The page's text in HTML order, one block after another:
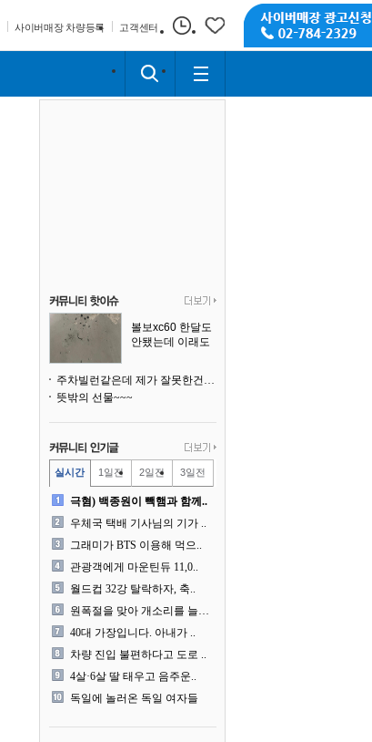
사이버매장 차량등록 고객센터
볼보xc60 한달도
안됐는데 이래도
주차빌런같은데 제가 잘못한건가요
뜻밖의 선물~~~
실시간 1일전 2일전 3일전
극혐) 백종원이 빽햄과 함께..
우체국 택배 기사님의 기가 ..
그래미가 BTS 이용해 먹으..
관광객에게 마운틴듀 11,0..
월드컵 32강 탈락하자, 축..
원폭절을 맞아 개소리를 늘어..
40대 가장입니다. 아내가 ..
차량 진입 불편하다고 도로 ..
4살·6살 딸 태우고 음주운..
독일에 놀러온 독일 여자들